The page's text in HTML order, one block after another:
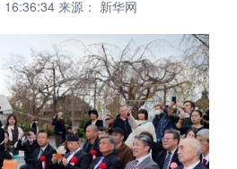
网评
全球连线 教育
量子 体育
健康 军事
图片 政务
16:36:34 来源： 新华网